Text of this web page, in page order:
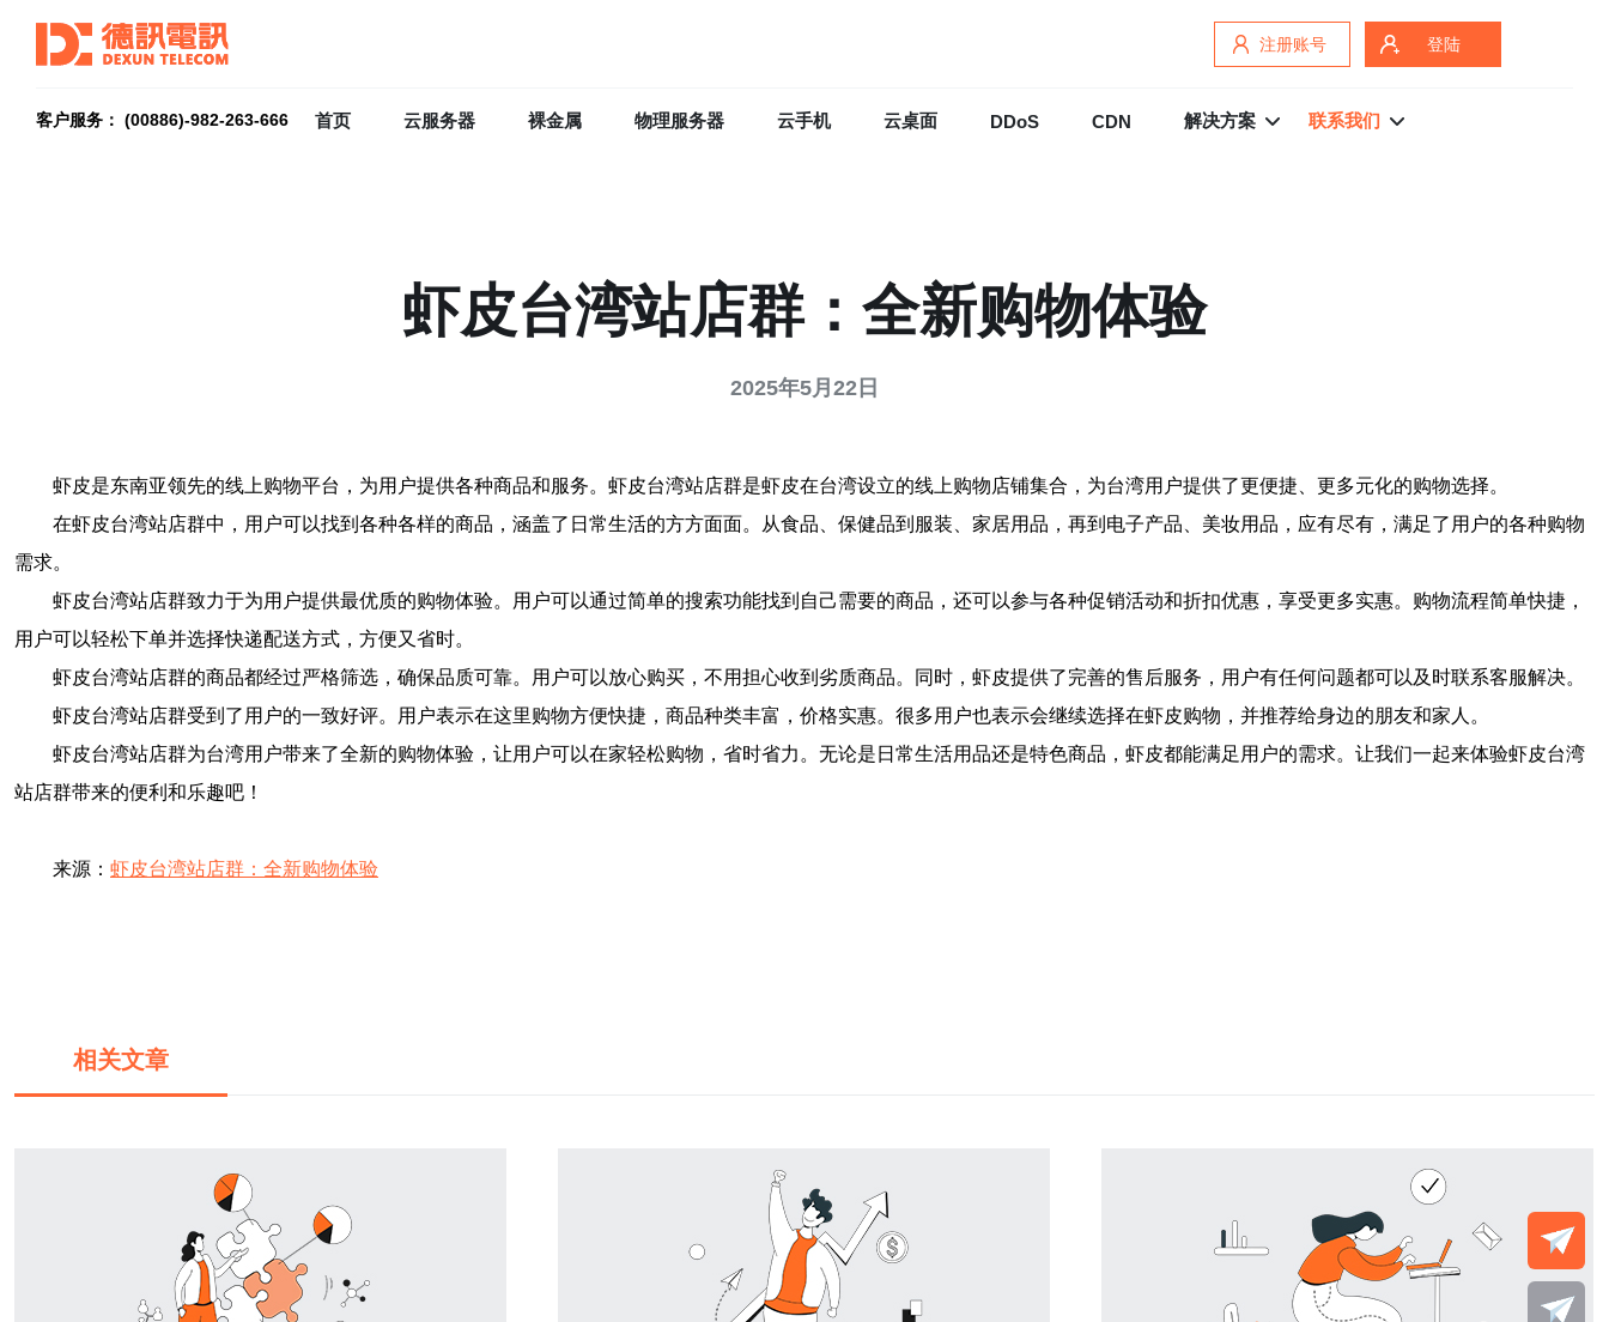
注册账号 登陆
客户服务： (00886)-982-263-666 首页 云服务器 裸金属 物理服务器 云手机 云桌面 DDoS CDN 解决方案 联系我们
虾皮台湾站店群：全新购物体验
2025年5月22日
虾皮是东南亚领先的线上购物平台，为用户提供各种商品和服务。虾皮台湾站店群是虾皮在台湾设立的线上购物店铺集合，为台湾用户提供了更便捷、更多元化的购物选择。
在虾皮台湾站店群中，用户可以找到各种各样的商品，涵盖了日常生活的方方面面。从食品、保健品到服装、家居用品，再到电子产品、美妆用品，应有尽有，满足了用户的各种购物
需求。
虾皮台湾站店群致力于为用户提供最优质的购物体验。用户可以通过简单的搜索功能找到自己需要的商品，还可以参与各种促销活动和折扣优惠，享受更多实惠。购物流程简单快捷，
用户可以轻松下单并选择快递配送方式，方便又省时。
虾皮台湾站店群的商品都经过严格筛选，确保品质可靠。用户可以放心购买，不用担心收到劣质商品。同时，虾皮提供了完善的售后服务，用户有任何问题都可以及时联系客服解决。
虾皮台湾站店群受到了用户的一致好评。用户表示在这里购物方便快捷，商品种类丰富，价格实惠。很多用户也表示会继续选择在虾皮购物，并推荐给身边的朋友和家人。
虾皮台湾站店群为台湾用户带来了全新的购物体验，让用户可以在家轻松购物，省时省力。无论是日常生活用品还是特色商品，虾皮都能满足用户的需求。让我们一起来体验虾皮台湾
站店群带来的便利和乐趣吧！
来源： 虾皮台湾站店群：全新购物体验
相关文章